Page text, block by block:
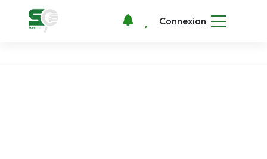
Connexion